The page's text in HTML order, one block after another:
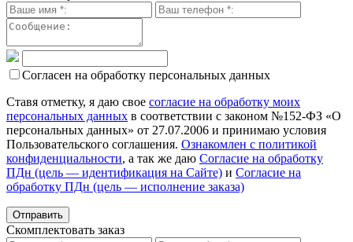
Согласен на обработку персональных данных
Ставя отметку, я даю свое согласие на обработку моих
персональных данных в соответствии с законом №152-ФЗ «О
персональных данных» от 27.07.2006 и принимаю условия
Пользовательского соглашения. Ознакомлен с политикой
конфиденциальности, а так же даю Согласие на обработку
ПДн (цель — идентификация на Сайте) и Согласие на
обработку ПДн (цель — исполнение заказа)
Скомплектовать заказ